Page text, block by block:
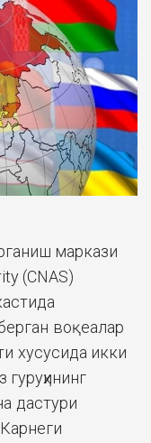
маркази
(CNAS)
воқеалар
хусусида икки
дастури